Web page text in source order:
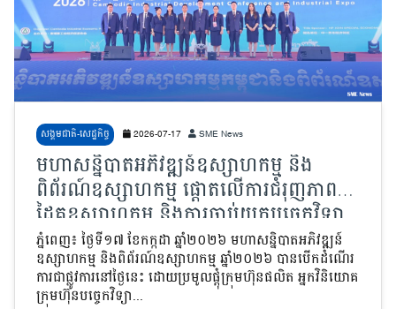
សង្គមជាតិ-សេដ្ឋកិច្ច 2026-07-17 SME News
មហាសន្និបាតអភិវឌ្ឍន៍ឧស្សាហកម្ម និង
ពិព័រណ៍ឧស្សាហកម្ម ផ្តោតលើការជំរុញភាពជា
ដៃគូឧស្សាហកម្ម និងការចាប់យកបច្ចេកវិទ្យា
ទំនើប
ភ្នំពេញ៖ ថ្ងៃទី១៧ ខែកក្កដា ឆ្នាំ២០២៦ មហាសន្និបាតអភិវឌ្ឍន៍
ឧស្សាហកម្ម និងពិព័រណ៍ឧស្សាហកម្ម ឆ្នាំ២០២៦ បានបើកដំណើរ
ការជាផ្លូវការនៅថ្ងៃនេះ ដោយប្រមូលផ្តុំក្រុមហ៊ុនផលិត អ្នកវិនិយោគ
ក្រុមហ៊ុនបច្ចេកវិទ្យា...